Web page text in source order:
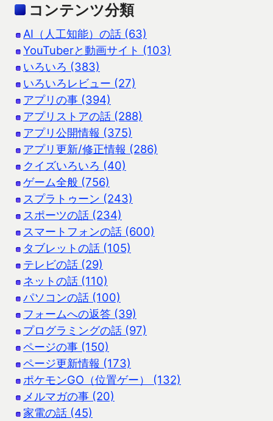
コンテンツ分類
AI（人工知能）の話 (63)
YouTuberと動画サイト (103)
いろいろ (383)
いろいろレビュー (27)
アプリの事 (394)
アプリストアの話 (288)
アプリ公開情報 (375)
アプリ更新/修正情報 (286)
クイズいろいろ (40)
ゲーム全般 (756)
スプラトゥーン (243)
スポーツの話 (234)
スマートフォンの話 (600)
タブレットの話 (105)
テレビの話 (29)
ネットの話 (110)
パソコンの話 (100)
フォームへの返答 (39)
プログラミングの話 (97)
ページの事 (150)
ページ更新情報 (173)
ポケモンGO（位置ゲー） (132)
メルマガの事 (20)
家電の話 (45)